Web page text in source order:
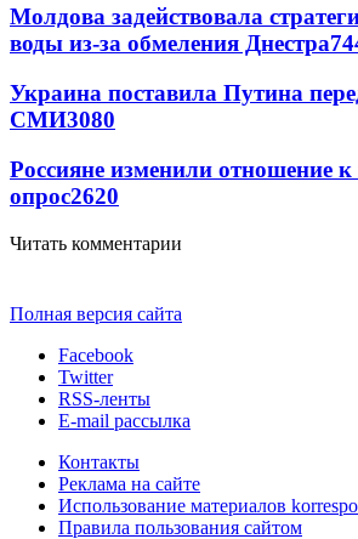
Молдова задействовала
воды из-за обмеления Днестра
Украина поставила Путина
СМИ3080
Россияне изменили отношение к
опрос2620
Читать комментарии
Полная версия сайта
Facebook
Twitter
RSS-ленты
E-mail рассылка
Контакты
Реклама на сайте
Использование материалов
Правила пользования сайтом